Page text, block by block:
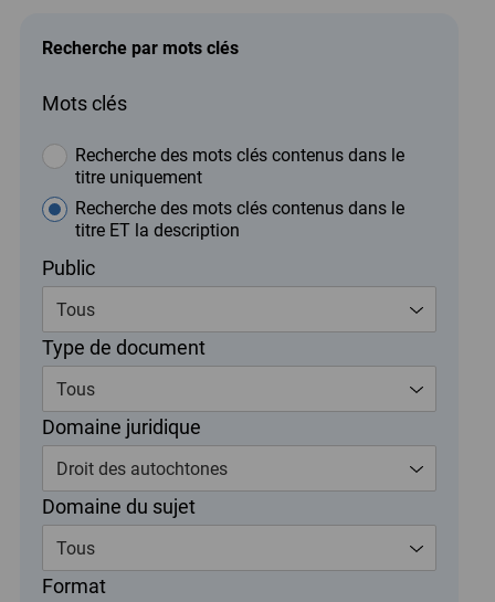
Recherche par mots clés
Mots clés
Recherche des mots clés contenus dans le
titre uniquement
Recherche des mots clés contenus dans le
titre ET la description
Public
Tous
Type de document
Tous
Domaine juridique
Droit des autochtones
Domaine du sujet
Tous
Format